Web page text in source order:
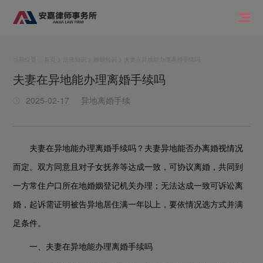
夫妻在异地能办理离婚手续吗
2025-02-17 异地离婚手续
夫妻在异地能办理离婚手续吗？夫妻异地能否办离婚视情况
而定。双方同意且对子女抚养等达成一致，可协议离婚，共同到
一方常住户口所在地婚姻登记机关办理；无法达成一致可诉讼离
婚，起诉需证明被告异地居住满一年以上，要依情况选方式并满
足条件。
一、夫妻在异地能办理离婚手续吗